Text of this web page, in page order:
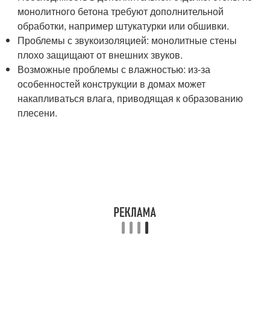
монолитного бетона требуют дополнительной
обработки, например штукатурки или обшивки.
Проблемы с звукоизоляцией: монолитные стены
плохо защищают от внешних звуков.
Возможные проблемы с влажностью: из-за
особенностей конструкции в домах может
накапливаться влага, приводящая к образованию
плесени.